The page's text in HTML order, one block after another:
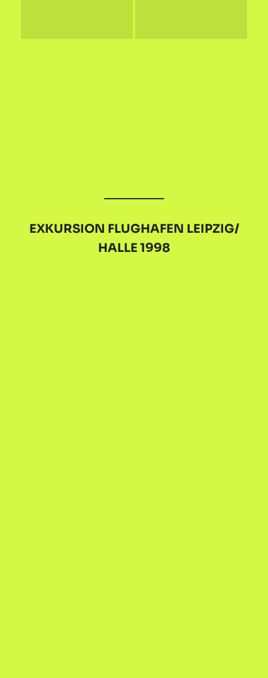
EXKURSION FLUGHAFEN LEIPZIG/
HALLE 1998